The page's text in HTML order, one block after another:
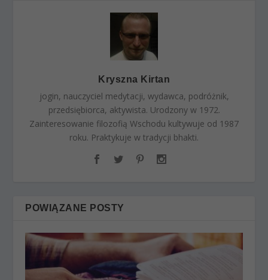
Kryszna Kirtan
jogin, nauczyciel medytacji, wydawca, podróżnik,
przedsiębiorca, aktywista. Urodzony w 1972.
Zainteresowanie filozofią Wschodu kultywuje od 1987
roku. Praktykuje w tradycji bhakti.
POWIĄZANE POSTY